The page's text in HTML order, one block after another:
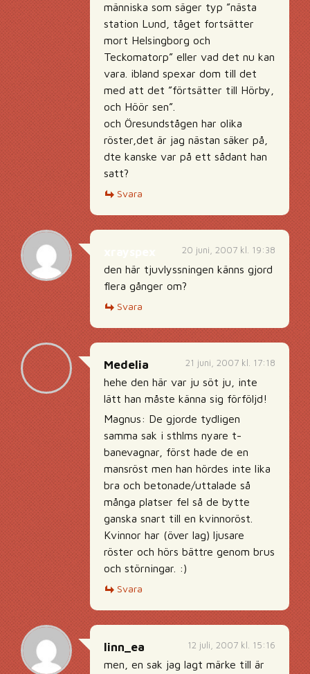
människa som säger typ ”nästa
station Lund, tåget fortsätter
mort Helsingborg och
Teckomatorp” eller vad det nu kan
vara. ibland spexar dom till det
med att det ”förtsätter till Hörby,
och Höör sen”.
och Öresundstågen har olika
röster,det är jag nästan säker på,
dte kanske var på ett sådant han
satt?
Svara
20 juni, 2007 kl. 19:38
den här tjuvlyssningen känns gjord
flera gånger om?
Svara
21 juni, 2007 kl. 17:18
Medelia
hehe den här var ju söt ju, inte
lätt han måste känna sig förföljd!
Magnus: De gjorde tydligen
samma sak i sthlms nyare t-
banevagnar, först hade de en
mansröst men han hördes inte lika
bra och betonade/uttalade så
många platser fel så de bytte
ganska snart till en kvinnoröst.
Kvinnor har (över lag) ljusare
röster och hörs bättre genom brus
och störningar. :)
Svara
12 juli, 2007 kl. 15:16
linn_ea
men, en sak jag lagt märke till är